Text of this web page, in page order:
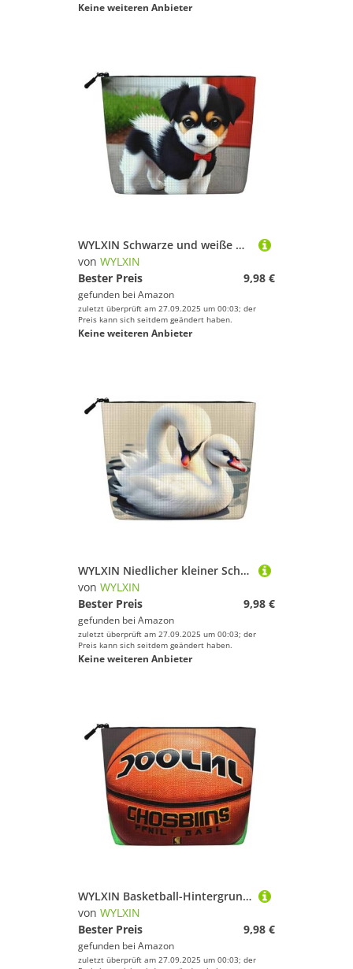
Keine weiteren Anbieter
WYLXIN Schwarze und weiße Make-up-Tasche aus künstlichem Hanf, umweltfreundlich und langlebig, einfaches Design, einfach Ihre Schönheitsutensilien aufzubewahren.
von WYLXIN
Bester Preis
9,98 €
gefunden bei Amazon
zuletzt überprüft am 27.09.2025 um 00:03; der
Preis kann sich seitdem geändert haben.
Keine weiteren Anbieter
WYLXIN Niedlicher kleiner Schwan Fake Hanf Make-up Tasche Umweltfreundlich und langlebig, einfaches Design, einfach Ihre Beauty-Essentials zu verstauen.
von WYLXIN
Bester Preis
9,98 €
gefunden bei Amazon
zuletzt überprüft am 27.09.2025 um 00:03; der
Preis kann sich seitdem geändert haben.
Keine weiteren Anbieter
WYLXIN Basketball-Hintergrund, künstlicher Hanf, Make-up-Tasche, umweltfreundlich und langlebig, einfaches Design, einfach Ihre Beauty-Essentials zu verstauen, Schwarz, Einheitsgröße
von WYLXIN
Bester Preis
9,98 €
gefunden bei Amazon
zuletzt überprüft am 27.09.2025 um 00:03; der